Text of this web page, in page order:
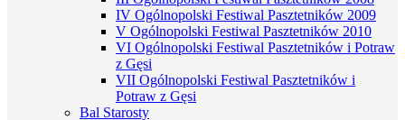
IV Ogólnopolski Festiwal Pasztetników 2009
V Ogólnopolski Festiwal Pasztetników 2010
VI Ogólnopolski Festiwal Pasztetników i Potraw
z Gęsi
VII Ogólnopolski Festiwal Pasztetników i
Potraw z Gęsi
Bal Starosty